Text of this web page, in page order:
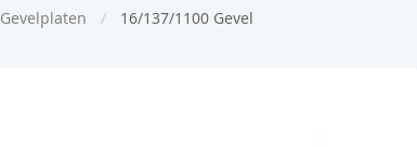
Gevelplaten 16/137/1100 Gevel